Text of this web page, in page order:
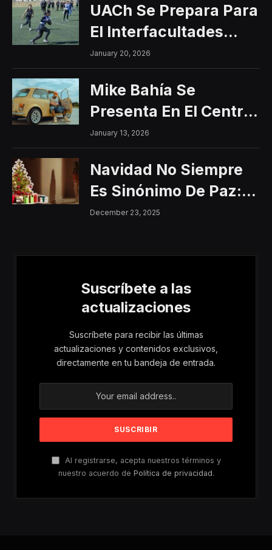
UACh Se Prepara Para
El Interfacultades
2026
January 20, 2026
Mike Bahía Se
Presenta En El Centro
Histórico Con Un
Concierto Gratuito
January 13, 2026
Navidad No Siempre
Es Sinónimo De Paz:
Aumentan Los
Para Mujeres Y Niñas
December 23, 2025
Suscríbete a las
actualizaciones
Suscríbete para recibir las últimas
actualizaciones y contenidos exclusivos,
directamente en tu bandeja de entrada.
Al registrarse, acepta nuestros términos y
nuestro acuerdo de Política de privacidad.